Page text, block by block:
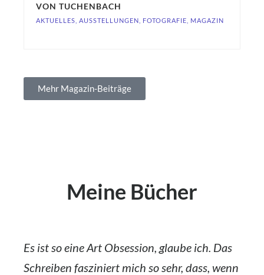
VON TUCHENBACH
AKTUELLES AUSSTELLUNGEN FOTOGRAFIE MAGAZIN
Mehr Magazin-Beiträge
Meine Bücher
Es ist so eine Art Obsession, glaube ich. Das
Schreiben fasziniert mich so sehr, dass, wenn